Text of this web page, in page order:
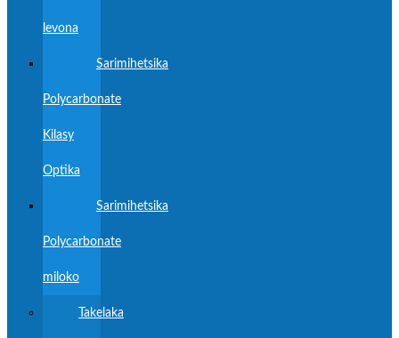
levona
Sarimihetsika
Polycarbonate
Kilasy
Optika
Sarimihetsika
Polycarbonate
miloko
Takelaka